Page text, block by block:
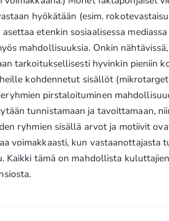
hyökätään (esim.
etenkin sosiaalisessa
mahdollisuuksia. Onkin
tarkoituksellisesti hyvinkin pieniin
kohdennetut sisällöt
pirstaloituminen
tunnistamaan ja tavoittamaan,
ryhmien sisällä arvot ja motiivit
voimakkaasti, kun vastaanottajasta
Kaikki tämä on mahdollista